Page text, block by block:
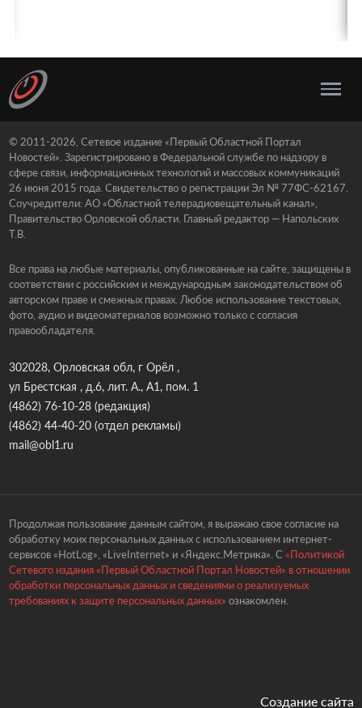
© 2011-2026, Сетевое издание «Первый Областной Портал
Новостей». Зарегистрировано в Федеральной службе по надзору в
сфере связи, информационных технологий и массовых коммуникаций
26 июня 2015 года. Свидетельство о регистрации Эл № 77ФС-62167.
Соучредители: АО «Областной телерадиовещательный канал»,
Правительство Орловской области. Главный редактор — Напольских
Т.В.
Все права на любые материалы, опубликованные на сайте, защищены в
соответствии с российским и международным законодательством об
авторском праве и смежных правах. Любое использование текстовых,
фото, аудио и видеоматериалов возможно только с согласия
правообладателя.
302028, Орловская обл, г Орёл ,
ул Брестская , д.6, лит. А., А1, пом. 1
(4862) 76-10-28(редакция)
(4862) 44-40-20(отдел рекламы)
mail@obl1.ru
Продолжая пользование данным сайтом, я выражаю свое согласие на
обработку моих персональных данных с использованием интернет-
сервисов «HotLog», «LiveInternet» и «Яндекс.Метрика». С «Политикой
Сетевого издания «Первый Областной Портал Новостей» в отношении
обработки персональных данных и сведениями о реализуемых
требованиях к защите персональных данных» ознакомлен.
Создание сайта